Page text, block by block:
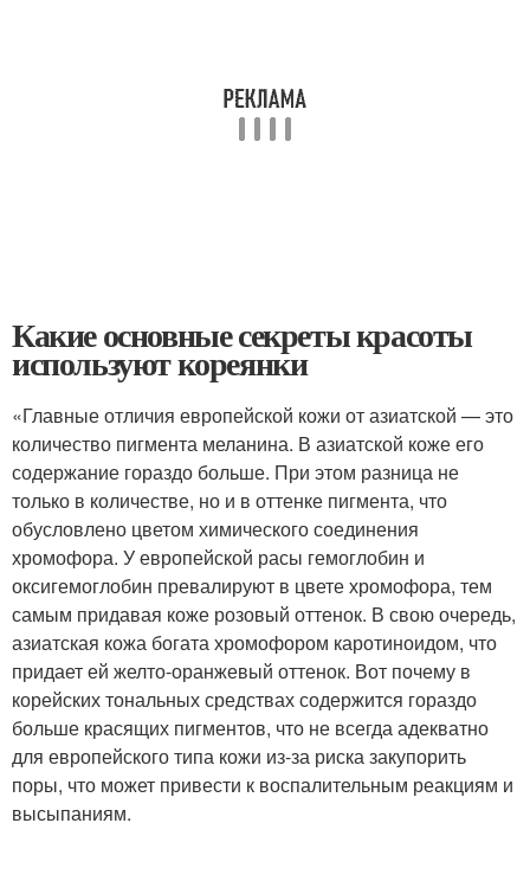
Какие основные секреты красоты
используют кореянки
«Главные отличия европейской кожи от азиатской — это
количество пигмента меланина. В азиатской коже его
содержание гораздо больше. При этом разница не
только в количестве, но и в оттенке пигмента, что
обусловлено цветом химического соединения
хромофора. У европейской расы гемоглобин и
оксигемоглобин превалируют в цвете хромофора, тем
самым придавая коже розовый оттенок. В свою очередь,
азиатская кожа богата хромофором каротиноидом, что
придает ей желто-оранжевый оттенок. Вот почему в
корейских тональных средствах содержится гораздо
больше красящих пигментов, что не всегда адекватно
для европейского типа кожи из-за риска закупорить
поры, что может привести к воспалительным реакциям и
высыпаниям.